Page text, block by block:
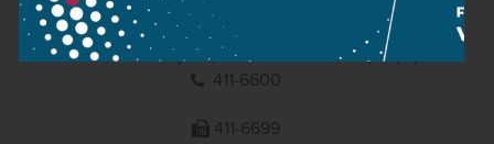
1095 Budapest, Komor Marcell u. 1. (Müpa)
411-6600
411-6699